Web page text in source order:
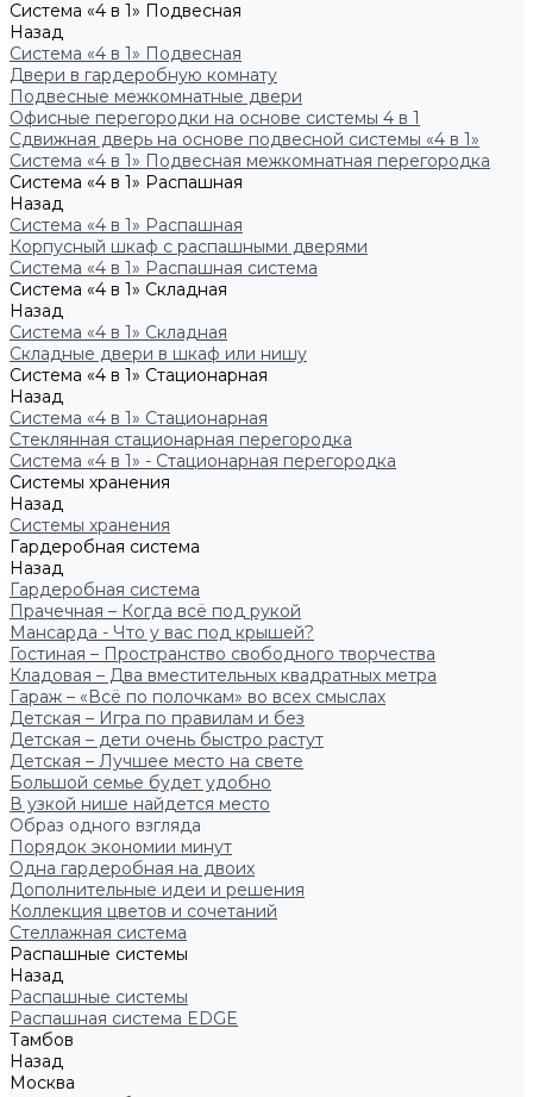
Система «4 в 1» Подвесная
Назад
Система «4 в 1» Подвесная
Двери в гардеробную комнату
Подвесные межкомнатные двери
Офисные перегородки на основе системы 4 в 1
Сдвижная дверь на основе подвесной системы «4 в 1»
Система «4 в 1» Подвесная межкомнатная перегородка
Система «4 в 1» Распашная
Назад
Система «4 в 1» Распашная
Корпусный шкаф с распашными дверями
Система «4 в 1» Распашная система
Система «4 в 1» Складная
Назад
Система «4 в 1» Складная
Складные двери в шкаф или нишу
Система «4 в 1» Стационарная
Назад
Система «4 в 1» Стационарная
Стеклянная стационарная перегородка
Система «4 в 1» - Стационарная перегородка
Системы хранения
Назад
Системы хранения
Гардеробная система
Назад
Гардеробная система
Прачечная – Когда всё под рукой
Мансарда - Что у вас под крышей?
Гостиная – Пространство свободного творчества
Кладовая – Два вместительных квадратных метра
Гараж – «Всё по полочкам» во всех смыслах
Детская – Игра по правилам и без
Детская – дети очень быстро растут
Детская – Лучшее место на свете
Большой семье будет удобно
В узкой нише найдется место
Образ одного взгляда
Порядок экономии минут
Одна гардеробная на двоих
Дополнительные идеи и решения
Коллекция цветов и сочетаний
Стеллажная система
Распашные системы
Назад
Распашные системы
Распашная система EDGE
Тамбов
Назад
Москва